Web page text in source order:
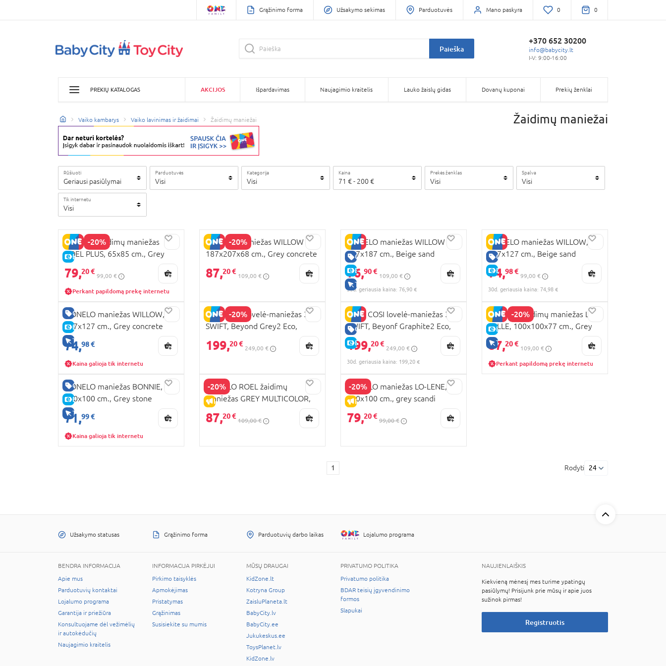
Grąžinimo forma Užsakymo sekimas Parduotuvės Mano paskyra 0 0
Paieška
+370 652 30200
info@babycity.lt
I-V: 9:00-16:00
PREKIŲ KATALOGAS AKCIJOS Išpardavimas Naujagimio kraitelis Lauko žaislų gidas Dovanų kuponai Prekių ženklai
Vaiko kambarys Vaiko lavinimas ir žaidimai Žaidimų maniežai Žaidimų maniežai
Rūšiuoti
Geriausi pasiūlymai
Parduotuvės
Visi
Kategorija
Visi
Kaina
71 €- 200 €
Prekės ženklas
Visi
Spalva
Visi
Tik internetu
Visi
-20%
E-KAINA
LIONELO žaidimų maniežas
ROEL PLUS, 65x85 cm., Grey
multicolor
79,20 €
99,00 €
Perkant papildomą prekę internetu
-20%
LIONELO maniežas WILLOW XL,
187x207x68 cm., Grey concrete
87,20 €
109,00 €
GERA KAINA
E-KAINA
TIK INTERNETU
LIONELO maniežas WILLOW XL,
207x187 cm., Beige sand
76,90 €
109,00 €
30d. geriausia kaina: 76,90 €
GERA KAINA
E-KAINA
LIONELO maniežas WILLOW,
187x127 cm., Beige sand
74,98 €
99,00 €
30d. geriausia kaina: 74,98 €
GERA KAINA
E-KAINA
TIK INTERNETU
LIONELO maniežas WILLOW,
187x127 cm., Grey concrete
74,98 €
Kaina galioja tik internetu
-20%
MAXI COSI lovelė-maniežas 3in1
SWIFT, Beyond Grey2 Eco,
199,20 €
249,00 €
GERA KAINA
E-KAINA
MAXI COSI lovelė-maniežas 3in1
SWIFT, Beyonf Graphite2 Eco,
2008043111
199,20 €
249,00 €
30d. geriausia kaina: 199,20 €
-20%
E-KAINA
TIK INTERNETU
LIONELO žaidimų maniežas LO-
MILLE, 100x100x77 cm., Grey
Green
87,20 €
109,00 €
Perkant papildomą prekę internetu
GERA KAINA
E-KAINA
TIK INTERNETU
LIONELO maniežas BONNIE,
100x100 cm., Grey stone
71,99 €
Kaina galioja tik internetu
-20%
IŠPARDAVIMAS
LIONELO ROEL žaidimų
maniežas GREY MULTICOLOR,
65x85 cm.,
LKOJROELMCXXXXXXXXXX
87,20 €
109,00 €
-20%
IŠPARDAVIMAS
LIONELO maniežas LO-LENE,
100x100 cm., grey scandi
79,20 €
99,00 €
1 Rodyti 24
Užsakymo statusas Grąžinimo forma Parduotuvių darbo laikas Lojalumo programa
BENDRA INFORMACIJA
Apie mus
Parduotuvių kontaktai
Lojalumo programa
Garantija ir priežiūra
Konsultuojame dėl vežimėlių
ir autokėdučių
Naujagimio kraitelis
INFORMACIJA PIRKĖJUI
Pirkimo taisyklės
Apmokėjimas
Pristatymas
Grąžinimas
Susisiekite su mumis
MŪSŲ DRAUGAI
KidZone.lt
Kotryna Group
ZaisluPlaneta.lt
BabyCity.lv
BabyCity.ee
Jukukeskus.ee
ToysPlanet.lv
KidZone.lv
PRIVATUMO POLITIKA
Privatumo politika
BDAR teisių įgyvendinimo
formos
Slapukai
NAUJIENLAIŠKIS
Kiekvieną mėnesį mes turime ypatingų
pasiūlymų! Prisijunk prie mūsų ir apie juos
sužinok pirmas!
Registruotis